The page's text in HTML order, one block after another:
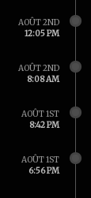
AOÛT 2ND
12:05 PM
AOÛT 2ND
8:08 AM
AOÛT 1ST
8:42 PM
AOÛT 1ST
6:56 PM